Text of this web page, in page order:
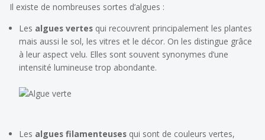
Il existe de nombreuses sortes d’algues :
Les algues vertes qui recouvrent principalement les plantes
mais aussi le sol, les vitres et le décor. On les distingue grâce
à leur aspect velu. Elles sont souvent synonymes d’une
intensité lumineuse trop abondante.
Les algues filamenteuses qui sont de couleurs vertes,